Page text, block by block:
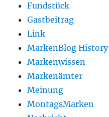
Fundstück
Gastbeitrag
Link
MarkenBlog History
Markenwissen
Markenämter
Meinung
MontagsMarken